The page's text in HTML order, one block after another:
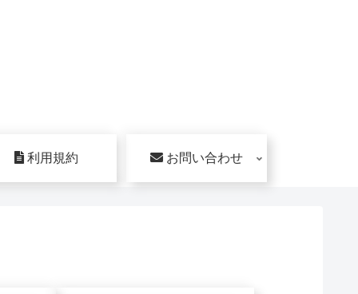
利用規約 お問い合わせ